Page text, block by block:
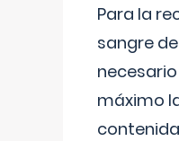
Para la
sangre
máximo